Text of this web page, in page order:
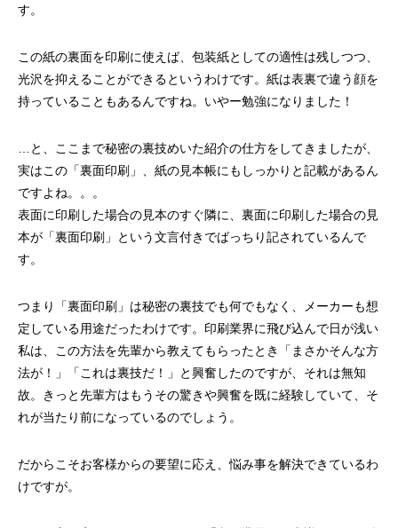
す。
この紙の裏面を印刷に使えば、包装紙としての適性は残しつつ、
光沢を抑えることができるというわけです。紙は表裏で違う顔を
持っていることもあるんですね。いやー勉強になりました！
…と、ここまで秘密の裏技めいた紹介の仕方をしてきましたが、
実はこの「裏面印刷」、紙の見本帳にもしっかりと記載があるん
ですよね。。。
表面に印刷した場合の見本のすぐ隣に、裏面に印刷した場合の見
本が「裏面印刷」という文言付きでばっちり記されているんで
す。
つまり「裏面印刷」は秘密の裏技でも何でもなく、メーカーも想
定している用途だったわけです。印刷業界に飛び込んで日が浅い
私は、この方法を先輩から教えてもらったとき「まさかそんな方
法が！」「これは裏技だ！」と興奮したのですが、それは無知
故。きっと先輩方はもうその驚きや興奮を既に経験していて、そ
れが当たり前になっているのでしょう。
だからこそお客様からの要望に応え、悩み事を解決できているわ
けですが。